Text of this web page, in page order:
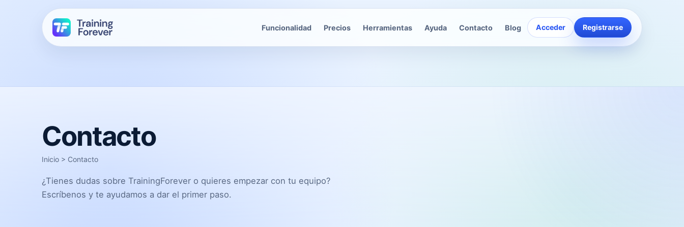
Funcionalidad Precios Herramientas Ayuda Contacto Blog Acceder Registrarse
Contacto
Inicio > Contacto
¿Tienes dudas sobre TrainingForever o quieres empezar con tu equipo?
Escríbenos y te ayudamos a dar el primer paso.